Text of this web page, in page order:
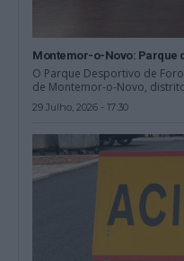
Montemor-o-Novo: Parque
O Parque Desportivo de
de Montemor-o-Novo,
29 Julho, 2026 - 17:30